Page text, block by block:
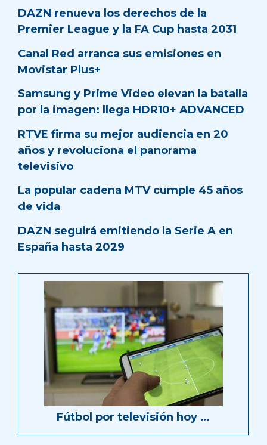
DAZN renueva los derechos de la
Premier League y la FA Cup hasta 2031
Canal Red arranca sus emisiones en
Movistar Plus+
Samsung y Prime Video elevan la batalla
por la imagen: llega HDR10+ ADVANCED
RTVE firma su mejor audiencia en 20
años y revoluciona el panorama
televisivo
La popular cadena MTV cumple 45 años
de vida
DAZN seguirá emitiendo la Serie A en
España hasta 2029
Fútbol por televisión hoy …